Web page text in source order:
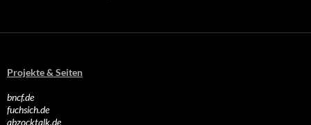
Projekte & Seiten
bncf.de
fuchsich.de
abzocktalk.de